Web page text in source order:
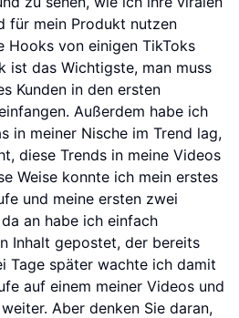
für mein Produkt nutzen
Hooks von einigen TikToks
ist das Wichtigste, man muss
Kunden in den ersten
Außerdem habe ich
in meiner Nische im Trend lag,
diese Trends in meine Videos
Weise konnte ich mein erstes
und meine ersten zwei
an habe ich einfach
Inhalt gepostet, der bereits
Tage später wachte ich damit
auf einem meiner Videos und
Aber denken Sie daran,